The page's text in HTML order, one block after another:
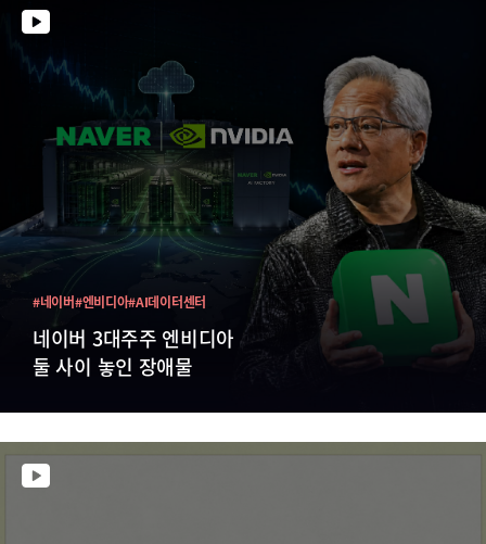
네이버 3대주주 엔비디아
둘 사이 놓인 장애물
#네이버#엔비디아#AI데이터센터